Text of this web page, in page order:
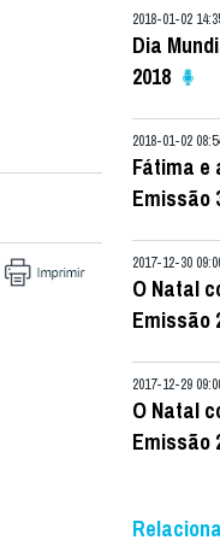
2018-01-02
Dia
2018
2018-01-02
Fátima e
Emissão
2017-12-30
O Natal
Emissão
2017-12-29
O Natal
Emissão